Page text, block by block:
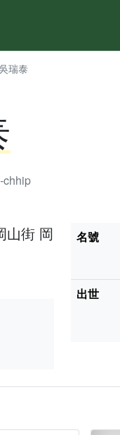
瑞泰
chhip
山街 岡
名號
出世